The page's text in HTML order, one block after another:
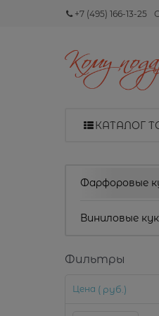
+7 (495) 166-13-25
КАТАЛОГ
Фарфоровые
Виниловые
Фильтры
Цена ( руб.)